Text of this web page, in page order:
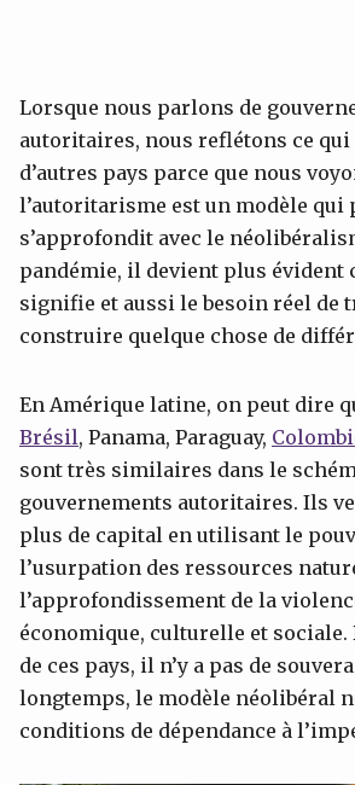
Lorsque nous parlons de
autoritaires, nous reflétons ce qui
d’autres pays parce que nous
l’autoritarisme est un modèle qui
s’approfondit avec le
pandémie, il devient plus évident
signifie et aussi le besoin réel de
construire quelque chose de
En Amérique latine, on peut dire
Brésil, Panama, Paraguay,
sont très similaires dans le
gouvernements autoritaires. Ils
plus de capital en utilisant le
l’usurpation des ressources
l’approfondissement de la
économique, culturelle et
de ces pays, il n’y a pas de
longtemps, le modèle néolibéral
conditions de dépendance à